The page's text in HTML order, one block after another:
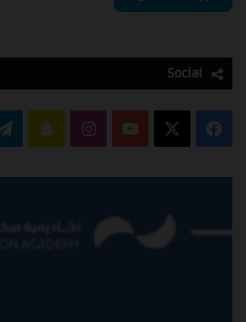
Social
فيسبوك ‫YouTubeانستقرامسناب